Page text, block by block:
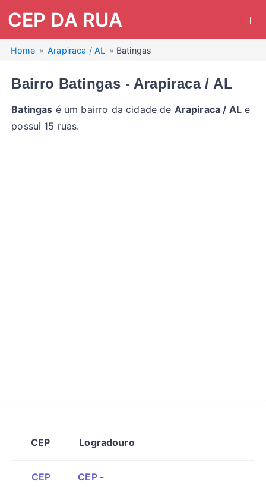
CEP DA RUA
Home Arapiraca / AL Batingas
Bairro Batingas - Arapiraca / AL
Batingas é um bairro da cidade de Arapiraca / ALe
possui 15 ruas.
CEP Logradouro
CEP
CEP -